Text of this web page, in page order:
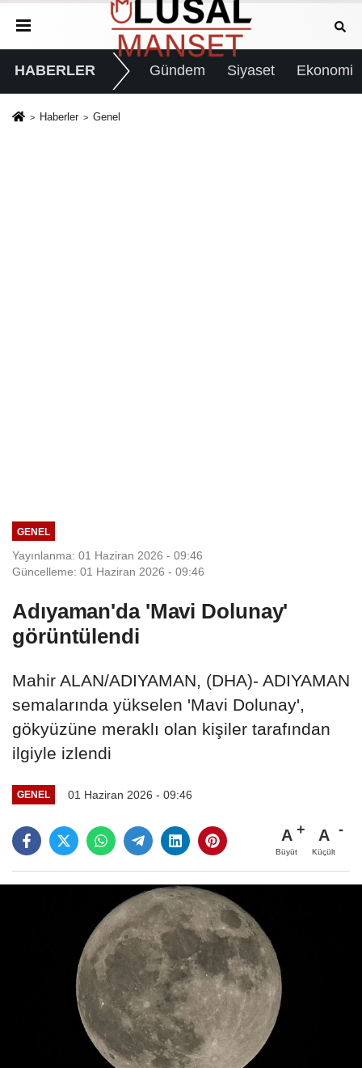
HABERLER Gündem Siyaset Ekonomi
Haberler Genel
GENEL
Yayınlanma: 01 Haziran 2026 - 09:46
Güncelleme: 01 Haziran 2026 - 09:46
Adıyaman'da 'Mavi Dolunay'
görüntülendi
Mahir ALAN/ADIYAMAN, (DHA)- ADIYAMAN
semalarında yükselen 'Mavi Dolunay',
gökyüzüne meraklı olan kişiler tarafından
ilgiyle izlendi
GENEL 01 Haziran 2026 - 09:46
A
Büyüt
A
Küçült